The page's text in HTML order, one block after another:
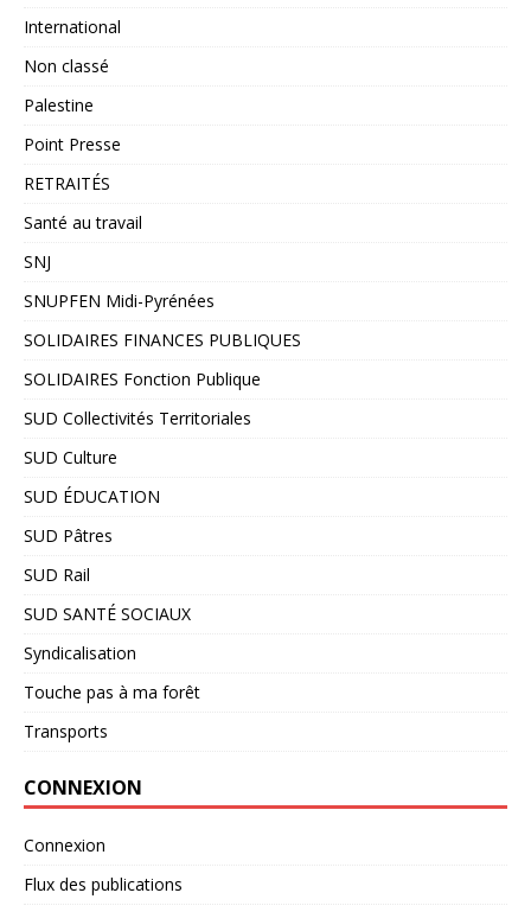
International
Non classé
Palestine
Point Presse
RETRAITÉS
Santé au travail
SNJ
SNUPFEN Midi-Pyrénées
SOLIDAIRES FINANCES PUBLIQUES
SOLIDAIRES Fonction Publique
SUD Collectivités Territoriales
SUD Culture
SUD ÉDUCATION
SUD Pâtres
SUD Rail
SUD SANTÉ SOCIAUX
Syndicalisation
Touche pas à ma forêt
Transports
CONNEXION
Connexion
Flux des publications